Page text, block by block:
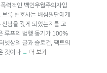
력적인 백인우월주의자임
룩 변호사는 배심원단에게
념을 갖게 되었는지를 고
루프의 범행 동기가 100%
넷상의 글과 슬로건, 팩트의
것이나 → 더 보기